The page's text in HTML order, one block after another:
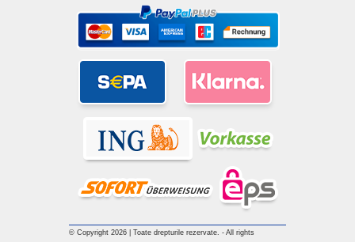
© Copyright 2026 | Toate drepturile rezervate. - All rights